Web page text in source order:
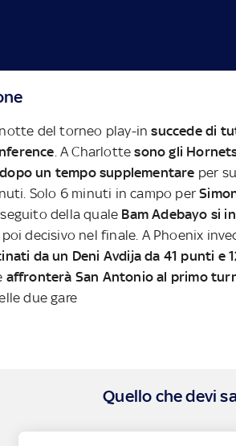
del torneo play-insuccede di
. A Charlottesono gli
dopo un tempo supplementare per
Solo 6 minuti in campo per
della quale Bam Adebayo si
poi decisivo nel finale. A Phoenix
da un Deni Avdija da 41 punti e
affronterà San Antonio al primo
due gare
Quello che devi